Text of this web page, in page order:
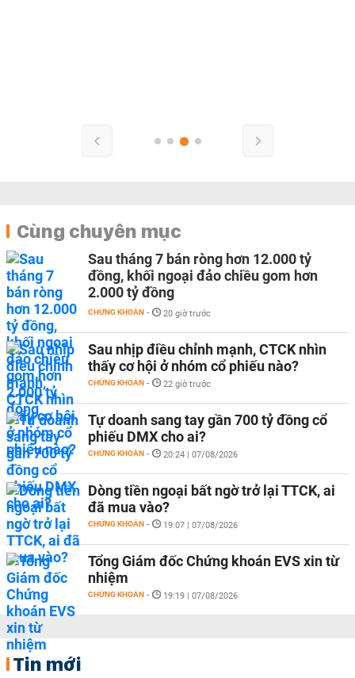
Cùng chuyên mục
Sau tháng 7 bán ròng hơn 12.000 tỷ
đồng, khối ngoại đảo chiều gom hơn
2.000 tỷ đồng
CHỨNG KHOÁN - 20 giờ trước
Sau nhịp điều chỉnh mạnh, CTCK nhìn
thấy cơ hội ở nhóm cổ phiếu nào?
CHỨNG KHOÁN - 22 giờ trước
Tự doanh sang tay gần 700 tỷ đồng cổ
phiếu DMX cho ai?
CHỨNG KHOÁN - 20:24 | 07/08/2026
Dòng tiền ngoại bất ngờ trở lại TTCK, ai
đã mua vào?
CHỨNG KHOÁN - 19:07 | 07/08/2026
Tổng Giám đốc Chứng khoán EVS xin từ
nhiệm
CHỨNG KHOÁN - 19:19 | 07/08/2026
Tin mới